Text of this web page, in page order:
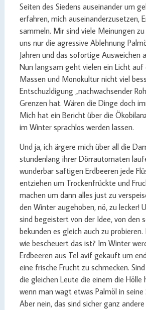
Seiten des Siedens auseinander um
erfahren, mich auseinanderzusetzen,
sammeln. Mir sind viele Meinungen
uns nur die agressive Ablehnung
Jahren und das sofortige Ausweichen
Nun langsam geht vielen ein Licht auf
Massen und Monokultur nicht viel
Entschuzldigung „nachwachsender
Grenzen hat. Wären die Dinge doch
Mich hat ein Bericht über die
im Winter sprachlos werden lassen.
Und ja, ich ärgere mich über all die
stundenlang ihrer Dörrautomaten
wunderbar saftigen Erdbeeren jede
entziehen um Trockenfrückte und
machen um dann alles just zu
den Winter augehoben, nö, zu lecker!
sind begeistert von der Idee, von den
bekunden es gleich auch zu
wie bescheuert das ist? Im Winter
Erdbeeren aus Tel avif gekauft um
eine frische Frucht zu schmecken.
die gleichen Leute die einem die Hölle
wenn man wagt etwas Palmöl in seine
Aber nein, das sind sicher ganz